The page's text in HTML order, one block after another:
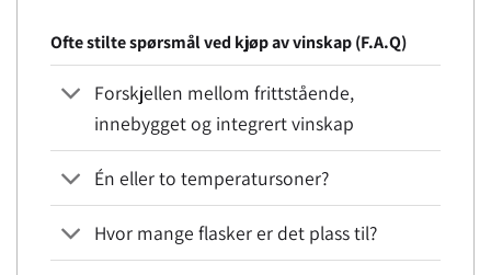
Ofte stilte spørsmål ved kjøp av vinskap (F.A.Q)
Forskjellen mellom frittstående,
innebygget og integrert vinskap
Én eller to temperatursoner?
Hvor mange flasker er det plass til?